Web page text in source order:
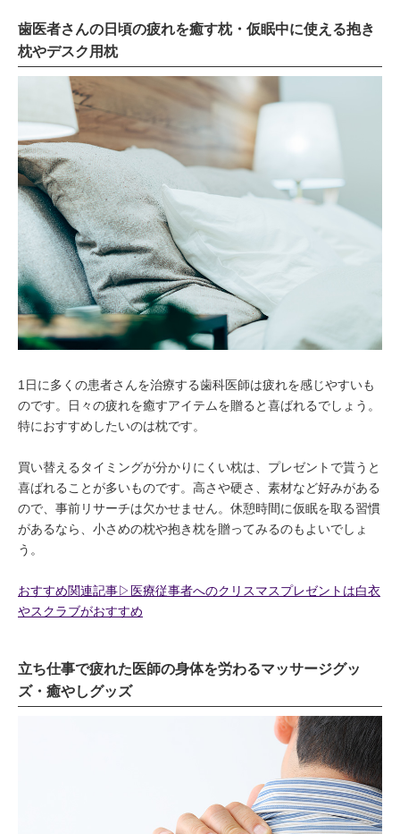
歯医者さんの日頃の疲れを癒す枕・仮眠中に使える抱き
枕やデスク用枕
1日に多くの患者さんを治療する歯科医師は疲れを感じやすいも
のです。日々の疲れを癒すアイテムを贈ると喜ばれるでしょう。
特におすすめしたいのは枕です。
買い替えるタイミングが分かりにくい枕は、プレゼントで貰うと
喜ばれることが多いものです。高さや硬さ、素材など好みがある
ので、事前リサーチは欠かせません。休憩時間に仮眠を取る習慣
があるなら、小さめの枕や抱き枕を贈ってみるのもよいでしょ
う。
おすすめ関連記事▷医療従事者へのクリスマスプレゼントは白衣
やスクラブがおすすめ
立ち仕事で疲れた医師の身体を労わるマッサージグッ
ズ・癒やしグッズ